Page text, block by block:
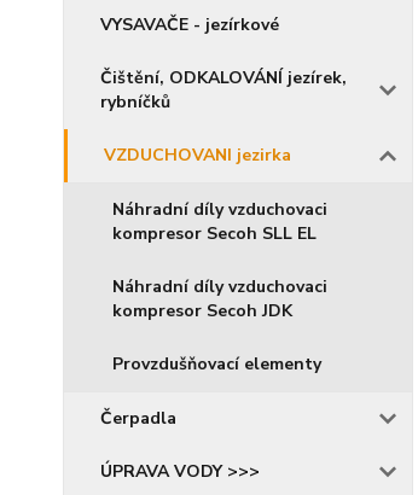
VYSAVAČE - jezírkové
Čištění, ODKALOVÁNÍ jezírek,
rybníčků
VZDUCHOVANI jezirka
Náhradní díly vzduchovaci
kompresor Secoh SLL EL
Náhradní díly vzduchovaci
kompresor Secoh JDK
Provzdušňovací elementy
Čerpadla
ÚPRAVA VODY >>>